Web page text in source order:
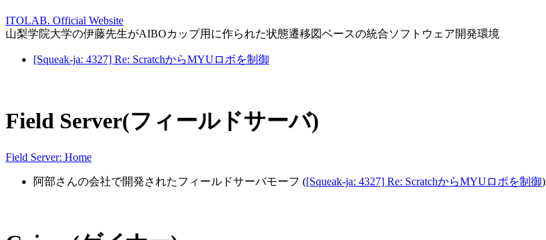
ITOLAB. Official Website
山梨学院大学の伊藤先生がAIBOカップ用に作られた状態遷移図ベースの統合ソフトウェア開発環境
[Squeak-ja: 4327] Re: ScratchからMYUロボを制御
Field Server(フィールドサーバ)
Field Server: Home
阿部さんの会社で開発されたフィールドサーバモーフ ([Squeak-ja: 4327] Re: ScratchからMYUロボを制御)